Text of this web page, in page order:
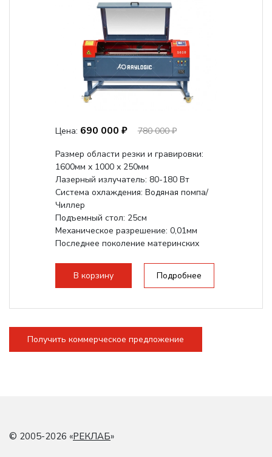
Цена: 690 000 ₽
780 000 ₽
Размер области резки и гравировки:
1600мм х 1000 х 250мм
Лазерный излучатель: 80-180 Вт
Система охлаждения: Водяная помпа/
Чиллер
Подъемный стол: 25см
Механическое разрешение: 0,01мм
Последнее поколение материнских
В корзину Подробнее
Получить коммерческое предложение
© 2005-2026 «РЕКЛАБ»